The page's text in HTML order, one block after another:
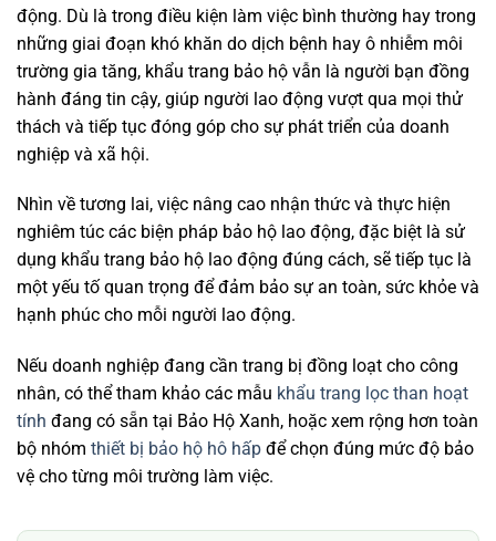
động. Dù là trong điều kiện làm việc bình thường hay trong
những giai đoạn khó khăn do dịch bệnh hay ô nhiễm môi
trường gia tăng, khẩu trang bảo hộ vẫn là người bạn đồng
hành đáng tin cậy, giúp người lao động vượt qua mọi thử
thách và tiếp tục đóng góp cho sự phát triển của doanh
nghiệp và xã hội.
Nhìn về tương lai, việc nâng cao nhận thức và thực hiện
nghiêm túc các biện pháp bảo hộ lao động, đặc biệt là sử
dụng khẩu trang bảo hộ lao động đúng cách, sẽ tiếp tục là
một yếu tố quan trọng để đảm bảo sự an toàn, sức khỏe và
hạnh phúc cho mỗi người lao động.
Nếu doanh nghiệp đang cần trang bị đồng loạt cho công
nhân, có thể tham khảo các mẫu khẩu trang lọc than hoạt
tính đang có sẵn tại Bảo Hộ Xanh, hoặc xem rộng hơn toàn
bộ nhóm thiết bị bảo hộ hô hấp để chọn đúng mức độ bảo
vệ cho từng môi trường làm việc.